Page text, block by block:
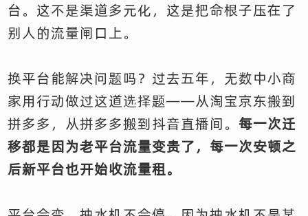
台。这不是渠道多元化，这是把命根子压在了
别人的流量闸口上。
换平台能解决问题吗？过去五年，无数中小商
家用行动做过这道选择题——从淘宝京东搬到
拼多多，从拼多多搬到抖音直播间。 每一次迁
移都是因为老平台流量变贵了，每一次安顿之
后新平台也开始收流量租。